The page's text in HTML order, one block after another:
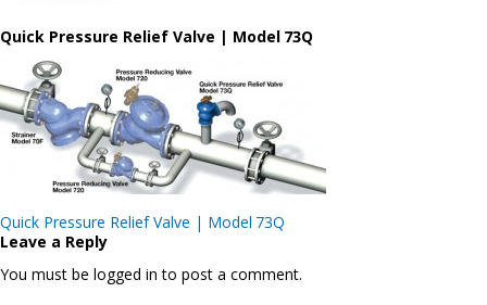
Quick Pressure Relief Valve | Model 73Q
Post
navigation
Quick Pressure Relief Valve | Model 73Q
Leave a Reply
You must be logged in to post a comment.